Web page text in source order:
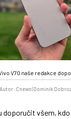
V70 naše redakce
Autor: Cnews (Dominik
doporučit všem,